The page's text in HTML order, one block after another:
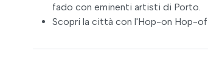
fado con eminenti artisti di Porto.
Scopri la città con l'Hop-on Hop-